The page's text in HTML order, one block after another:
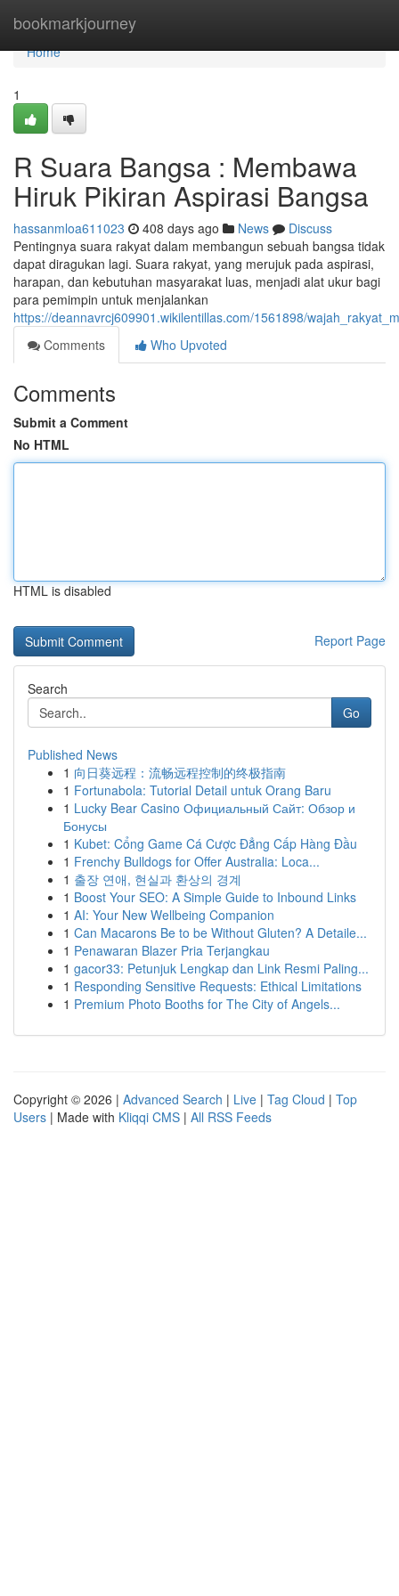
bookmarkjourney
Home
Home
1
R Suara Bangsa : Membawa
Hiruk Pikiran Aspirasi Bangsa
hassanmloa611023 408 days ago News
Discuss
Pentingnya suara rakyat dalam membangun sebuah bangsa tidak
dapat diragukan lagi. Suara rakyat, yang merujuk pada aspirasi,
harapan, dan kebutuhan masyarakat luas, menjadi alat ukur bagi
para pemimpin untuk menjalankan
https://deannavrcj609901.wikilentillas.com/1561898/
Comments
Who Upvoted
Comments
Submit a Comment
No HTML
HTML is disabled
Report Page
Search
Go
Published News
1 向日葵远程：流畅远程控制的终极指南
1 Fortunabola: Tutorial Detail untuk Orang Baru
1 Lucky Bear Casino Официальный Сайт: Обзор и
Бонусы
1 Kubet: Cổng Game Cá Cược Đẳng Cấp Hàng Đầu
1 Frenchy Bulldogs for Offer Australia: Loca...
1 출장 연애, 현실과 환상의 경계
1 Boost Your SEO: A Simple Guide to Inbound Links
1 AI: Your New Wellbeing Companion
1 Can Macarons Be to be Without Gluten? A Detaile...
1 Penawaran Blazer Pria Terjangkau
1 gacor33: Petunjuk Lengkap dan Link Resmi Paling...
1 Responding Sensitive Requests: Ethical Limitations
1 Premium Photo Booths for The City of Angels...
Copyright © 2026 | Advanced Search | Live | Tag Cloud | Top
Users | Made with Kliqqi CMS | All RSS Feeds